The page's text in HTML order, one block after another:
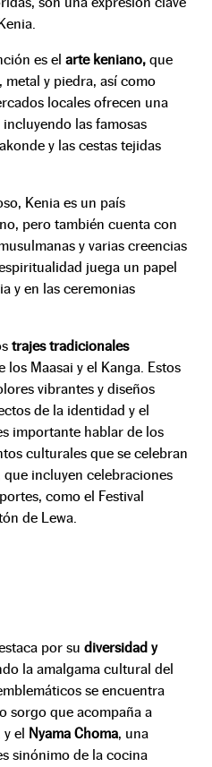
es el arte keniano, que
metal y piedra, así como
locales ofrecen una
las famosas
y las cestas tejidas
Kenia es un país
pero también cuenta con
y varias creencias
juega un papel
y en las ceremonias
trajes tradicionales
los Maasai y el Kanga. Estos
vibrantes y diseños
de la identidad y el
importante hablar de los
culturales que se celebran
incluyen celebraciones
como el Festival
de Lewa.
por su diversidad y
la amalgama cultural del
se encuentra
sorgo que acompaña a
el Nyama Choma, una
sinónimo de la cocina